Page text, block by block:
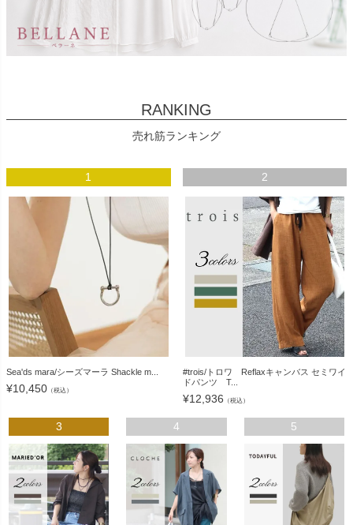
RANKING
売れ筋ランキング
1
Sea'ds mara/シーズマーラ Shackle m...
¥10,450 （税込）
2
#trois/トロワ Reflaxキャンバス セミワイ
ドパンツ T...
¥12,936 （税込）
3 4 5